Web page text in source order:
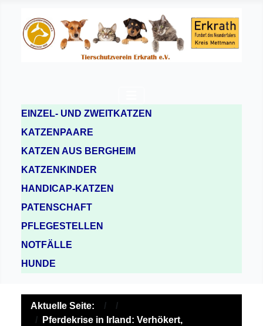
EINZEL- UND ZWEITKATZEN
KATZENPAARE
KATZEN AUS BERGHEIM
KATZENKINDER
HANDICAP-KATZEN
PATENSCHAFT
PFLEGESTELLEN
NOTFÄLLE
HUNDE
Aktuelle Seite:
Pferdekrise in Irland: Verhökert,